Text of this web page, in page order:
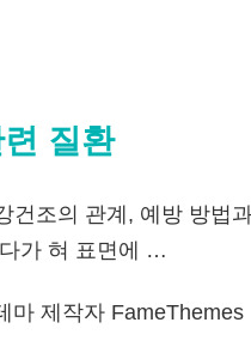
질환
조의 관계, 예방 방
가 혀 표면에 …
마 제작자 FameThemes